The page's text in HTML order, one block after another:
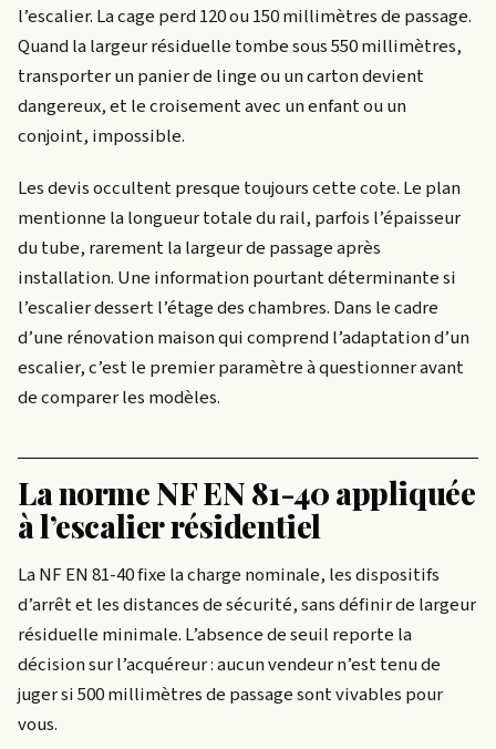
l’escalier. La cage perd 120 ou 150 millimètres de passage.
Quand la largeur résiduelle tombe sous 550 millimètres,
transporter un panier de linge ou un carton devient
dangereux, et le croisement avec un enfant ou un
conjoint, impossible.
Les devis occultent presque toujours cette cote. Le plan
mentionne la longueur totale du rail, parfois l’épaisseur
du tube, rarement la largeur de passage après
installation. Une information pourtant déterminante si
l’escalier dessert l’étage des chambres. Dans le cadre
d’une rénovation maison qui comprend l’adaptation d’un
escalier, c’est le premier paramètre à questionner avant
de comparer les modèles.
La norme NF EN 81-40 appliquée
à l’escalier résidentiel
La NF EN 81-40 fixe la charge nominale, les dispositifs
d’arrêt et les distances de sécurité, sans définir de largeur
résiduelle minimale. L’absence de seuil reporte la
décision sur l’acquéreur : aucun vendeur n’est tenu de
juger si 500 millimètres de passage sont vivables pour
vous.